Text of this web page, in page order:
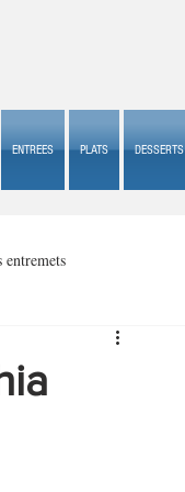
ENTREES PLATS DESSERTS
entremets